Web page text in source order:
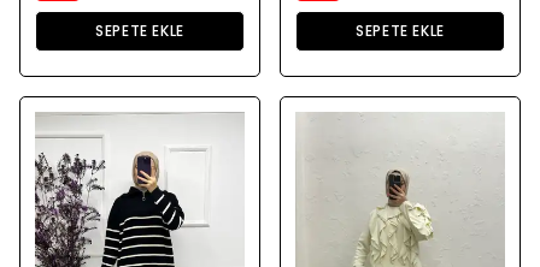
SEPETE EKLE SEPETE EKLE